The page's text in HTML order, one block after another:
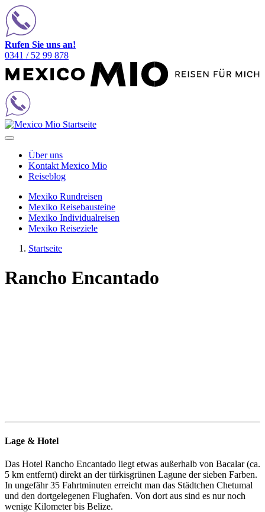
Rufen Sie uns an!
0341 / 52 99 878
Über uns
Kontakt Mexico Mio
Reiseblog
Mexiko Rundreisen
Mexiko Reisebausteine
Mexiko Individualreisen
Mexiko Reiseziele
Startseite
Rancho Encantado
Lage & Hotel
Das Hotel Rancho Encantado liegt etwas außerhalb von Bacalar (ca.
5 km entfernt) direkt an der türkisgrünen Lagune der sieben Farben.
In ungefähr 35 Fahrtminuten erreicht man das Städtchen Chetumal
und den dortgelegenen Flughafen. Von dort aus sind es nur noch
wenige Kilometer bis Belize.